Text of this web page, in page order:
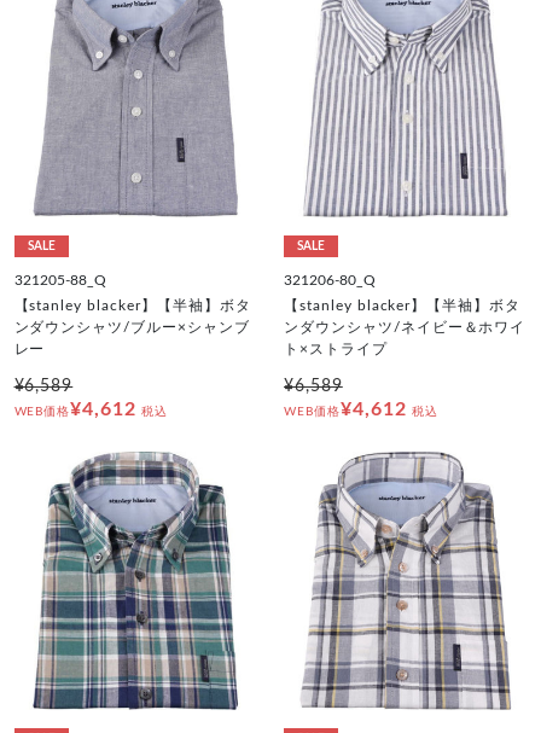
SALE
321205-88_Q
【stanley blacker】【半袖】ボタ
ンダウンシャツ/ブルー×シャンブ
レー
¥6,589
WEB価格¥4,612 税込
SALE
321206-80_Q
【stanley blacker】【半袖】ボタ
ンダウンシャツ/ネイビー＆ホワイ
ト×ストライプ
¥6,589
WEB価格¥4,612 税込